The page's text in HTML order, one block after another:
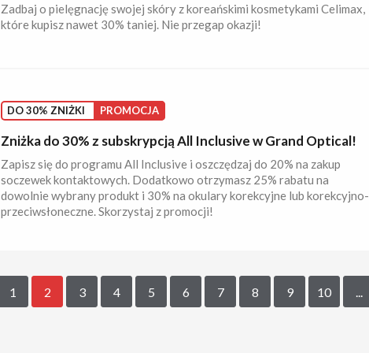
Zadbaj o pielęgnację swojej skóry z koreańskimi kosmetykami Celimax,
które kupisz nawet 30% taniej. Nie przegap okazji!
DO 30% ZNIŻKI PROMOCJA
Zniżka do 30% z subskrypcją All Inclusive w Grand Optical!
Zapisz się do programu All Inclusive i oszczędzaj do 20% na zakup
soczewek kontaktowych. Dodatkowo otrzymasz 25% rabatu na
dowolnie wybrany produkt i 30% na okulary korekcyjne lub korekcyjno-
przeciwsłoneczne. Skorzystaj z promocji!
1 2 3 4 5 6 7 8 9 10